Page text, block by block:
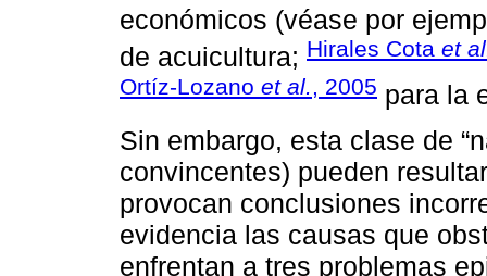
económicos (véase por
de acuicultura; Hirales Cota et
Ortíz-Lozano et al., 2005 para la
Sin embargo, esta clase de
convincentes) pueden
provocan conclusiones
evidencia las causas que
enfrentan a tres problemas